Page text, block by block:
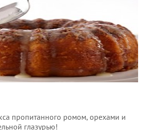
пропитанного ромом, орехами и
глазурью!